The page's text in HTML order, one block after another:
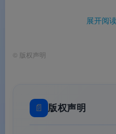
款造型、配色与装饰元素均
Q2：不同等级的图标
展开阅
© 版权声明
📄 版权声明